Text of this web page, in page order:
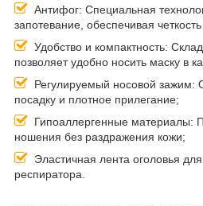
Антифог: Специальная
запотевание, обеспечивая
Удобство и компактность:
позволяет удобно носить маску в
Регулируемый носовой зажим:
посадку и плотное прилегание;
Гипоаллергенные материалы:
ношения без раздражения кожи;
Эластичная лента оголовья
респиратора.